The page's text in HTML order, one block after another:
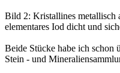
Bild 2: Kristallines metallisch
elementares Iod dicht und
Beide Stücke habe ich schon
Stein - und